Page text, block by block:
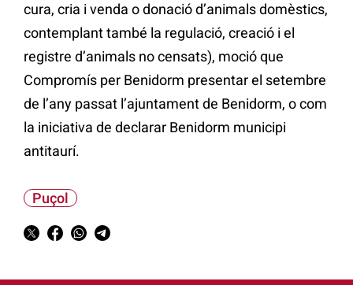
cura, cria i venda o donació d’animals domèstics,
contemplant també la regulació, creació i el
registre d’animals no censats), moció que
Compromís per Benidorm presentar el setembre
de l’any passat l’ajuntament de Benidorm, o com
la iniciativa de declarar Benidorm municipi
antitaurí.
Puçol